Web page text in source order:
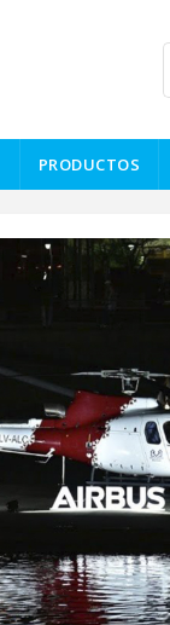
PRODUCTOS